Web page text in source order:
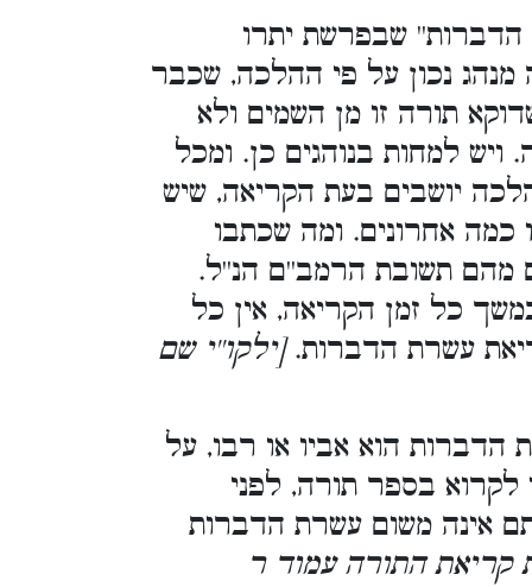
הדברות'' שבפרשת יתרו
מנהג נכון על פי ההלכה, שכבר
תורה זו מן השמים ולא
ויש למחות בנוהגים כן. ומכל
יושבים בעת הקריאה, שיש
כמה אחרונים. ומה שכתבו
מהם תשובת הרמב''ם הנ''ל.
כל זמן הקריאה, אין כל
עשרת הדברות.[ילקו''י שם
הוא אביו או רבו, על
בספר תורה, לפני
אינה משום עשרת הדברות
קריאת התורה עמוד ר